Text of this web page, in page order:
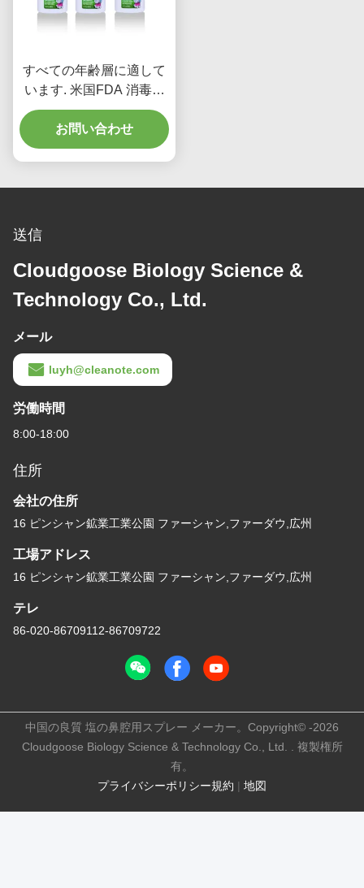
すべての年齢層に適して
います. 米国FDA 消毒塩
水鼻スプレー 消毒塩水溶
液を使用します. 便利な鼻
清浄剤.
お問い合わせ
送信
Cloudgoose Biology Science &
Technology Co., Ltd.
メール
luyh@cleanote.com
労働時間
8:00-18:00
住所
会社の住所
16 ピンシャン鉱業工業公園 ファーシャン,ファーダウ,広州
工場アドレス
16 ピンシャン鉱業工業公園 ファーシャン,ファーダウ,広州
テレ
86-020-86709112-86709722
プライバシーポリシー規約 | 地図
中国の良質 塩の鼻腔用スプレー メーカー。Copyright© -2026
Cloudgoose Biology Science & Technology Co., Ltd. . 複製権所
有。